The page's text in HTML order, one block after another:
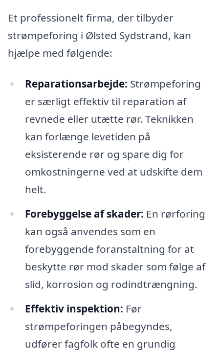
Et professionelt firma, der tilbyder
strømpeforing i Ølsted Sydstrand, kan
hjælpe med følgende:
Reparationsarbejde: Strømpeforing
er særligt effektiv til reparation af
revnede eller utætte rør. Teknikken
kan forlænge levetiden på
eksisterende rør og spare dig for
omkostningerne ved at udskifte dem
helt.
Forebyggelse af skader: En rørforing
kan også anvendes som en
forebyggende foranstaltning for at
beskytte rør mod skader som følge af
slid, korrosion og rodindtrængning.
Effektiv inspektion: Før
strømpeforingen påbegyndes,
udfører fagfolk ofte en grundig